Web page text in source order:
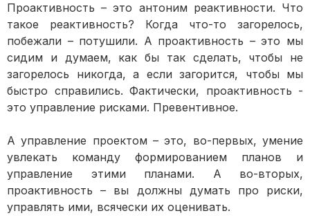
Проактивность – это антоним реактивности. Что
такое реактивность? Когда что-то загорелось,
побежали – потушили. А проактивность – это мы
сидим и думаем, как бы так сделать, чтобы не
загорелось никогда, а если загорится, чтобы мы
быстро справились. Фактически, проактивность -
это управление рисками. Превентивное.
А управление проектом – это, во-первых, умение
увлекать команду формированием планов и
управление этими планами. А во-вторых,
проактивность – вы должны думать про риски,
управлять ими, всячески их оценивать.